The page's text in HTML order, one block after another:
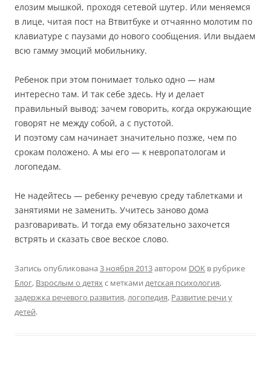
елозим мышкой, проходя сетевой шутер. Или меняемся
в лице, читая пост на Втвитбуке и отчаянно молотим по
клавиатуре с паузами до нового сообщения. Или выдаем
всю гамму эмоций мобильнику.
Ребенок при этом понимает только одно — нам
интересно там. И так себе здесь. Ну и делает
правильный вывод: зачем говорить, когда окружающие
говорят не между собой, а с пустотой.
И поэтому сам начинает значительно позже, чем по
срокам положено. А мы его — к невропатологам и
логопедам.
Не надейтесь — ребенку речевую среду таблетками и
занятиями не заменить. Учитесь заново дома
разговаривать. И тогда ему обязательно захочется
встрять и сказать свое веское слово.
Запись опубликована 3 ноября 2013автором DOK в рубрике
Блог, Взрослым о детяхс метками детская психология,
задержка речевого развития,логопедия, Развитие речи у
детей.